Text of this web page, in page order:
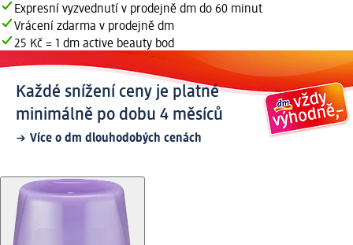
Expresní vyzvednutí v prodejně dm do 60 minut
Vrácení zdarma v prodejně dm
25 Kč = 1 dm active beauty bod
Každé snížení ceny je platné
minimálně po dobu 4 měsíců
Více o dm dlouhodobých cenách